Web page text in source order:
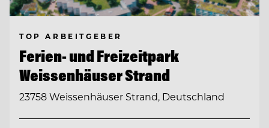
TOP ARBEITGEBER
Ferien- und Freizeitpark
Weissenhäuser Strand
23758 Weissenhäuser Strand, Deutschland